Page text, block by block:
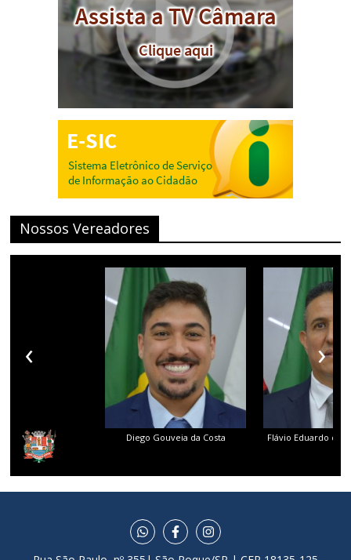
Nossos Vereadores
Diego Gouveia da Costa Flávio Eduardo dos
‹ ›